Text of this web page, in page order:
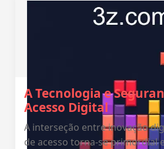
A Tecnologia e
Acesso Digital
A interseção entre inovação
de acesso torna-se primordial